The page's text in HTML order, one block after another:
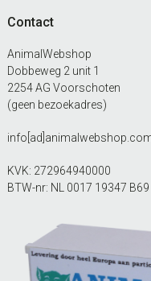
Contact
AnimalWebshop
Dobbeweg 2 unit 1
2254 AG Voorschoten
(geen bezoekadres)
KVK: 272964940000
BTW-nr: NL 0017 19347 B69